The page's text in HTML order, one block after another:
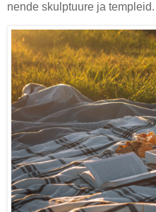
nende skulptuure ja templeid.